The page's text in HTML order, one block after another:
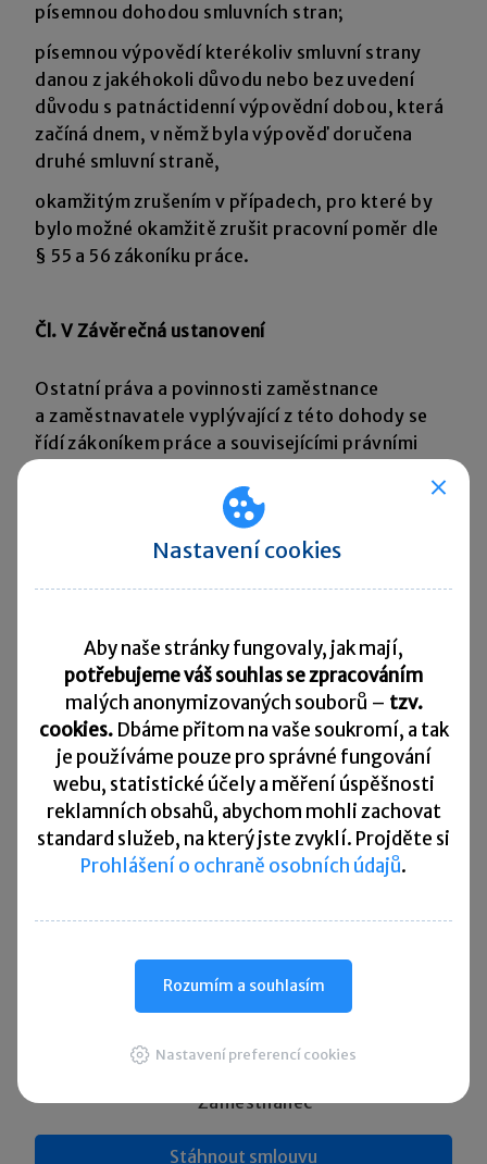
písemnou dohodou smluvních stran;
písemnou výpovědí kterékoliv smluvní strany
danou z jakéhokoli důvodu nebo bez uvedení
důvodu s patnáctidenní výpovědní dobou, která
začíná dnem, v němž byla výpověď doručena
druhé smluvní straně,
okamžitým zrušením v případech, pro které by
bylo možné okamžitě zrušit pracovní poměr dle
§ 55 a 56 zákoníku práce.
Čl. V Závěrečná ustanovení
Ostatní práva a povinnosti zaměstnance
a zaměstnavatele vyplývající z této dohody se
řídí zákoníkem práce a souvisejícími právními
vztahují se na práva a povinnosti stran této
dohody, všechny vnitřní předpisy
zaměstnavatele, s nimiž byl zaměstnanec
písemných dodatků.
Obě strany dohody si dohodu přečetly
a prohlašují, že jí porozuměly, s jejím obsahem
souhlasí a na důkaz toho připojují svoje podpisy.
Tato dohoda byla sepsána ve dvou
vyhotoveních, z nichž jedno převzal
zaměstnavatel a druhé zaměstnanec.
………………………………………….
………………………………………
Zaměstnanec
Stáhnout smlouvu
Nastavení cookies
Aby naše stránky fungovaly, jak mají,
potřebujeme váš souhlas se zpracováním
malých anonymizovaných souborů – tzv.
cookies. Dbáme přitom na vaše soukromí, a tak
je používáme pouze pro správné fungování
webu, statistické účely a měření úspěšnosti
reklamních obsahů, abychom mohli zachovat
standard služeb, na který jste zvyklí. Projděte si
Prohlášení o ochraně osobních údajů.
Rozumím a souhlasím
Nastavení preferencí cookies